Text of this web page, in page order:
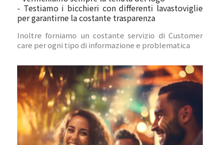
- Testiamo i bicchieri con differenti lavastoviglie
per garantirne la costante trasparenza
Inoltre forniamo un costante servizio di Customer
care per ogni tipo di informazione e problematica